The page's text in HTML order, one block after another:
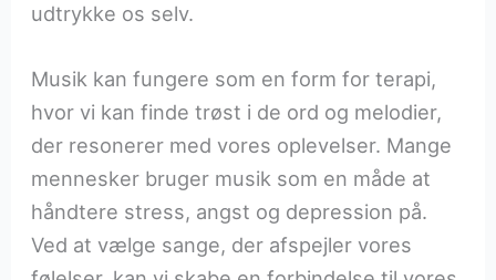
udtrykke os selv.
Musik kan fungere som en form for terapi,
hvor vi kan finde trøst i de ord og melodier,
der resonerer med vores oplevelser. Mange
mennesker bruger musik som en måde at
håndtere stress, angst og depression på.
Ved at vælge sange, der afspejler vores